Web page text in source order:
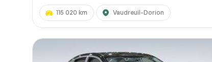
115 020 km Vaudreuil-Dorion